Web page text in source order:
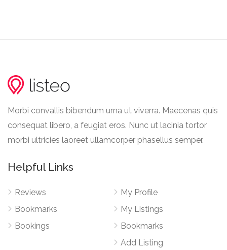
Morbi convallis bibendum urna ut viverra. Maecenas quis
consequat libero, a feugiat eros. Nunc ut lacinia tortor
morbi ultricies laoreet ullamcorper phasellus semper.
Helpful Links
Reviews
Bookmarks
Bookings
My Profile
My Listings
Bookmarks
Add Listing